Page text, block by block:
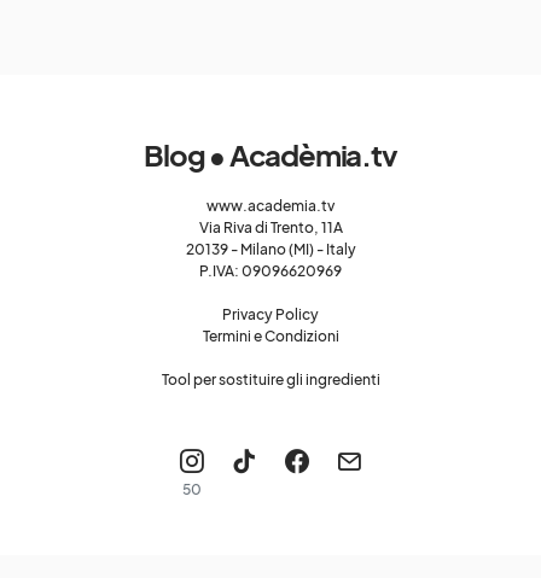
Blog • Acadèmia.tv
www.academia.tv
Via Riva di Trento, 11A
20139 - Milano (MI) - Italy
P.IVA: 09096620969
Privacy Policy
Termini e Condizioni
Tool per sostituire gli ingredienti
50